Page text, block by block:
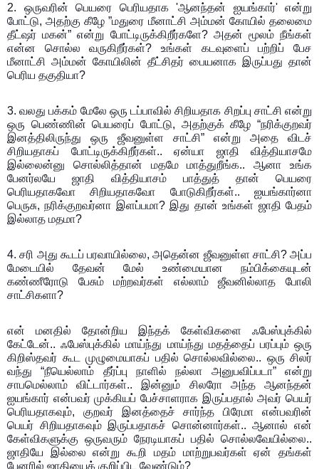
2. ஒருவரின் பெயரை பெரியதாக 'ஆனந்தன் ஐயங்கார்' என்று
போட்டு, அதற்கு கீழே ”மதுரை மீனாட்சி அம்மன் கோயில் தலைமை
தீட்ஷர் மகன்” என்று போட்டிருக்கிறீர்களே? அதன் மூலம் நீங்கள்
என்ன சொல்ல வருகிறீர்கள்? உங்கள் கடவுளைப் பற்றிப் பேச
மீனாட்சி அம்மன் கோயிலின் தீட்சிதர் பையனாக இருப்பது தான்
பெரிய தகுதியா?
3. வலது பக்கம் மேலே ஒரு டப்பாவில் சிறியதாக சிறப்பு சாட்சி என்று
ஒரு பெண்ணின் பெயரைப் போட்டு, அதற்குக் கீழே “நரிக்குறவர்
இனத்திலிருந்து ஒரு ஜீவனுள்ள சாட்சி” என்று அதை விடச்
சிறியதாகப் போட்டிருக்கிறீர்கள்.. ஏன்யா ஜாதி வித்தியாசமே
இல்லைன்னு சொல்லித்தான் மதமே மாத்துறீங்க.. ஆனா உங்க
பேனர்லயே ஜாதி வித்தியாசம் பாத்துத் தான் பெயரை
பெரியதாகவோ சிறியதாகவோ போடுகிறீர்கள்.. ஐயங்கார்னா
பெருசு, நரிக்குறவர்னா இளப்பமா? இது தான் உங்கள் ஜாதி பேதம்
இல்லாத மதமா?
4.சரி அது கூடப் பரவாயில்லை, அதென்ன ஜீவனுள்ள சாட்சி? அப்ப
மேடையில் தேவன் மேல் உண்மையான நம்பிக்கையுடன்
கண்ணீரோடு பேசும் மற்றவர்கள் எல்லாம் ஜீவனில்லாத போலி
சாட்சிகளா?
என் மனதில் தோன்றிய இந்தக் கேள்விகளை ஃபேஸ்புக்கில்
கேட்டேன்.. ஃபேஸ்புக்கில் மாய்ந்து மாய்ந்து மதத்தைப் பரப்பும் ஒரு
கிறிஸ்தவர் கூட முழுமையாகப் பதில் சொல்லவில்லை.. ஒரு சிலர்
வந்து “நீயெல்லாம் தீர்ப்பு நாளில் நல்லா அனுபவிப்படா” என்று
சாபமெல்லாம் விட்டார்கள்.. இன்னும் சிலரோ அந்த ஆனந்தன்
ஐயங்கார் என்பவர் முக்கியப் பேச்சாளராக இருப்பதால் அவர் பெயர்
பெரியதாகவும், குறவர் இனத்தைச் சார்ந்த பிரேமா என்பவரின்
பெயர் சிறியதாகவும் இருப்பதாகச் சொன்னார்கள்.. ஆனால் என்
கேள்விகளுக்கு ஒருவரும் நேரடியாகப் பதில் சொல்லவேயில்லை..
ஜாதியே இல்லை என்று கூறி மதம் மாற்றுபவர்கள் ஏன் தங்கள்
பேனரில் ஜாதியைக் குறிப்பிட வேண்டும்?